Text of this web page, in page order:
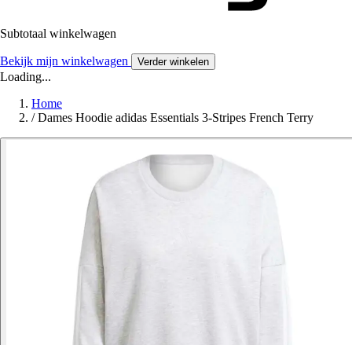
Subtotaal winkelwagen
Bekijk mijn winkelwagen Verder winkelen
Loading...
Home
/ Dames Hoodie adidas Essentials 3-Stripes French Terry